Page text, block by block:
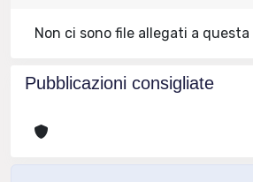
Non ci sono file allegati a questa
Pubblicazioni consigliate